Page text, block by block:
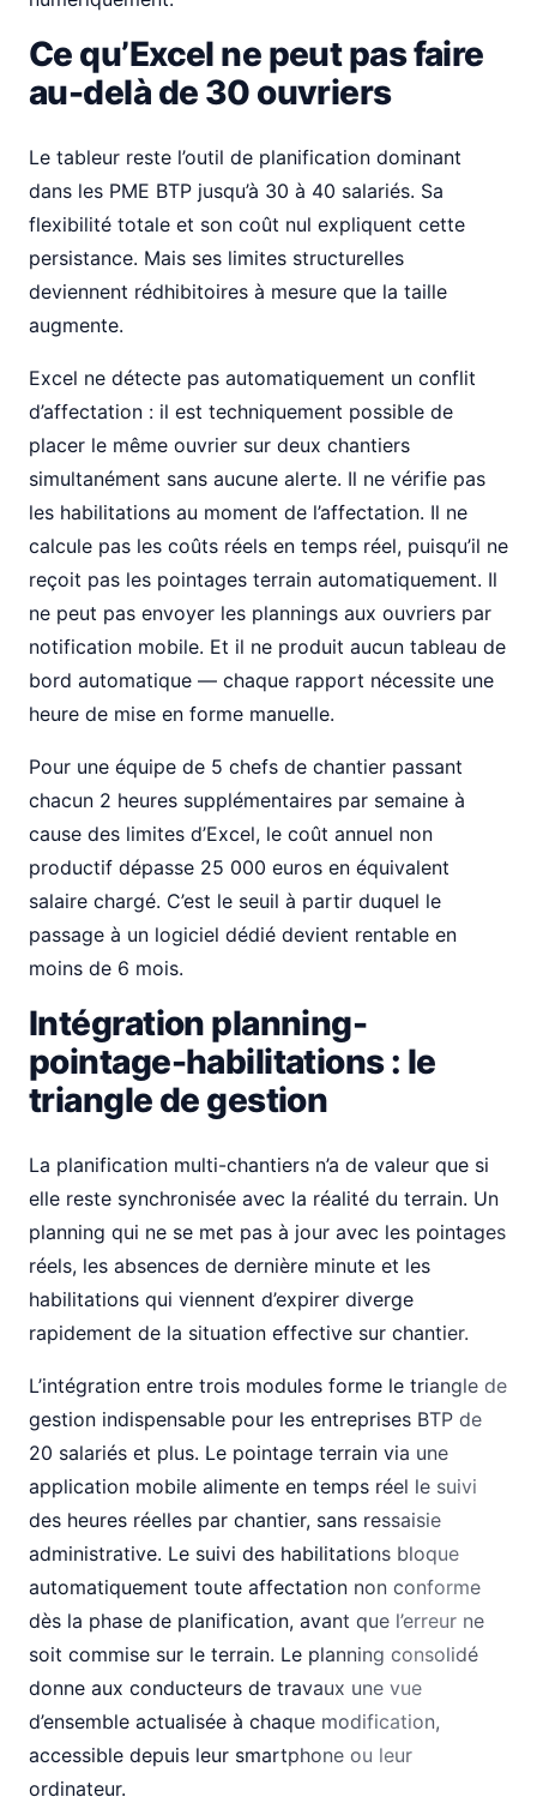
Ce qu’Excel ne peut pas faire
au-delà de 30 ouvriers
Le tableur reste l’outil de planification dominant
dans les PME BTP jusqu’à 30 à 40 salariés. Sa
flexibilité totale et son coût nul expliquent cette
persistance. Mais ses limites structurelles
deviennent rédhibitoires à mesure que la taille
augmente.
Excel ne détecte pas automatiquement un conflit
d’affectation : il est techniquement possible de
placer le même ouvrier sur deux chantiers
simultanément sans aucune alerte. Il ne vérifie pas
les habilitations au moment de l’affectation. Il ne
calcule pas les coûts réels en temps réel, puisqu’il ne
reçoit pas les pointages terrain automatiquement. Il
ne peut pas envoyer les plannings aux ouvriers par
notification mobile. Et il ne produit aucun tableau de
bord automatique — chaque rapport nécessite une
heure de mise en forme manuelle.
Pour une équipe de 5 chefs de chantier passant
chacun 2 heures supplémentaires par semaine à
cause des limites d’Excel, le coût annuel non
productif dépasse 25 000 euros en équivalent
salaire chargé. C’est le seuil à partir duquel le
passage à un logiciel dédié devient rentable en
moins de 6 mois.
Intégration planning-
pointage-habilitations : le
triangle de gestion
La planification multi-chantiers n’a de valeur que si
elle reste synchronisée avec la réalité du terrain. Un
planning qui ne se met pas à jour avec les pointages
réels, les absences de dernière minute et les
habilitations qui viennent d’expirer diverge
rapidement de la situation effective sur chantier.
L’intégration entre trois modules forme le triangle de
gestion indispensable pour les entreprises BTP de
20 salariés et plus. Le pointage terrain via une
application mobile alimente en temps réel le suivi
des heures réelles par chantier, sans ressaisie
administrative. Le suivi des habilitations bloque
automatiquement toute affectation non conforme
dès la phase de planification, avant que l’erreur ne
soit commise sur le terrain. Le planning consolidé
donne aux conducteurs de travaux une vue
d’ensemble actualisée à chaque modification,
accessible depuis leur smartphone ou leur
ordinateur.